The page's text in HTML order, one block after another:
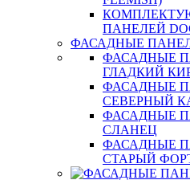
ПАНЕЛЕЙ
ФАСАДНЫЕ
ФАСАДНЫЕ
ГЛАДКИЙ
ФАСАДНЫЕ
СЕВЕРНЫЙ
ФАСАДНЫЕ
СЛАНЕЦ
ФАСАДНЫЕ
СТАРЫЙ